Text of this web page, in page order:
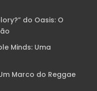
do Oasis: O
Minds: Uma
Marco do Reggae